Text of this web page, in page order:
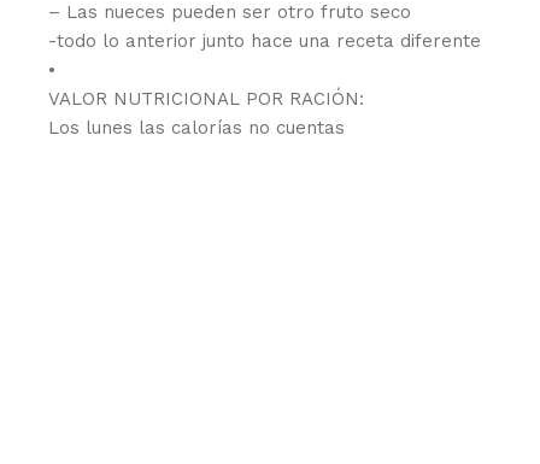
– Las nueces pueden ser otro fruto seco
-todo lo anterior junto hace una receta diferente
•
VALOR NUTRICIONAL POR RACIÓN:
Los lunes las calorías no cuentas